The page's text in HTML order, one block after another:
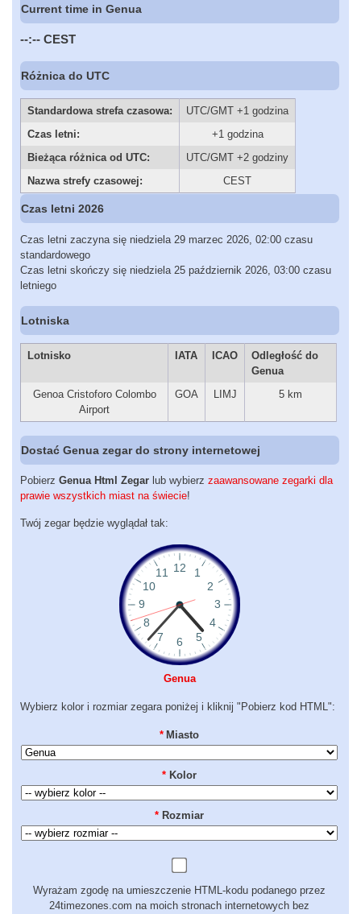
Current time in Genua
--:-- CEST
Różnica do UTC
Standardowa strefa czasowa:
UTC/GMT +1 godzina
Czas letni:
+1 godzina
Bieżąca różnica od UTC:
UTC/GMT +2 godziny
Nazwa strefy czasowej:
CEST
Czas letni 2026
Czas letni zaczyna się niedziela 29 marzec 2026, 02:00 czasu
standardowego
Czas letni skończy się niedziela 25 październik 2026, 03:00 czasu
letniego
Lotniska
Lotnisko IATA ICAO
Odległość do
Genua
Genoa Cristoforo Colombo
Airport
GOA LIMJ 5 km
Dostać Genua zegar do strony internetowej
Pobierz Genua Html Zegar lub wybierz zaawansowane zegarki dla
prawie wszystkich miast na świecie!
Twój zegar będzie wyglądał tak:
Genua
Wybierz kolor i rozmiar zegara poniżej i kliknij "Pobierz kod HTML":
* Miasto
* Kolor
* Rozmiar
Wyrażam zgodę na umieszczenie HTML-kodu podanego przez
24timezones.com na moich stronach internetowych bez